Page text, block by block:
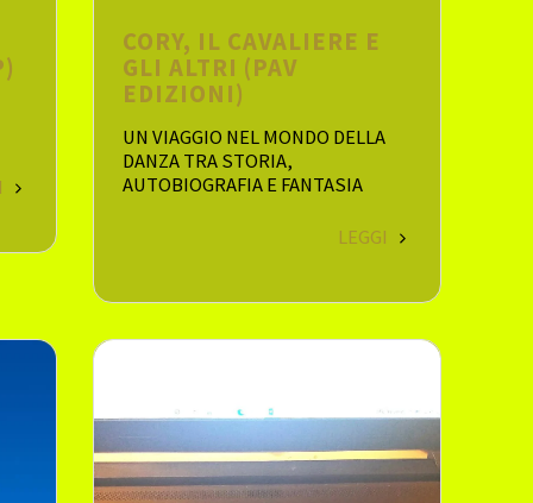
CORY, IL CAVALIERE E
GLI ALTRI (PAV
EDIZIONI)
UN VIAGGIO NEL MONDO DELLA
DANZA TRA STORIA,
AUTOBIOGRAFIA E FANTASIA
LEGGI